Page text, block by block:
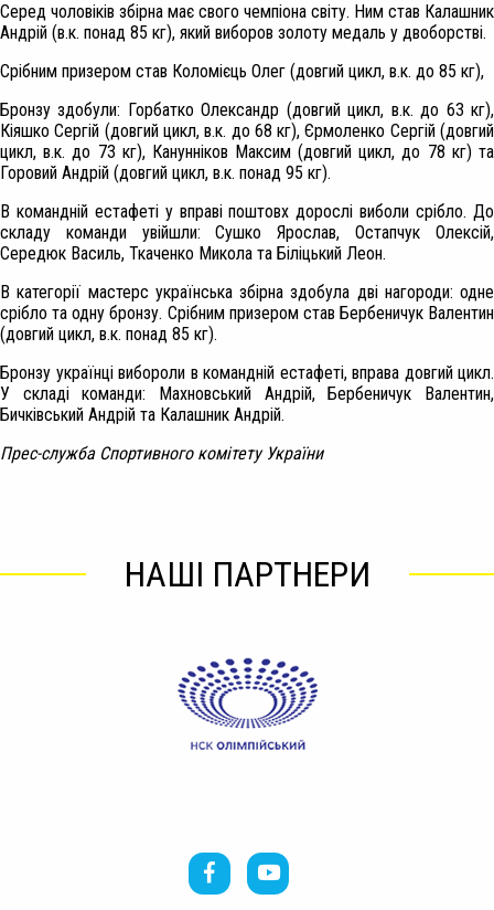
Серед чоловіків збірна має свого чемпіона світу. Ним став Калашник
Андрій (в.к. понад 85 кг), який виборов золоту медаль у двоборстві.
Срібним призером став Коломієць Олег (довгий цикл, в.к. до 85 кг),
Бронзу здобули: Горбатко Олександр (довгий цикл, в.к. до 63 кг),
Кіяшко Сергій (довгий цикл, в.к. до 68 кг), Єрмоленко Сергій (довгий
цикл, в.к. до 73 кг), Канунніков Максим (довгий цикл, до 78 кг) та
Горовий Андрій (довгий цикл, в.к. понад 95 кг).
В командній естафеті у вправі поштовх дорослі виболи срібло. До
складу команди увійшли: Сушко Ярослав, Остапчук Олексій,
Середюк Василь, Ткаченко Микола та Біліцький Леон.
В категорії мастерс українська збірна здобула дві нагороди: одне
срібло та одну бронзу. Срібним призером став Бербеничук Валентин
(довгий цикл, в.к. понад 85 кг).
Бронзу українці вибороли в командній естафеті, вправа довгий цикл.
У складі команди: Махновський Андрій, Бербеничук Валентин,
Бичківський Андрій та Калашник Андрій.
Прес-служба Спортивного комітету України
НАШІ ПАРТНЕРИ